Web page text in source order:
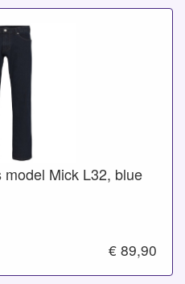
Mick L32, blue
€ 89,90